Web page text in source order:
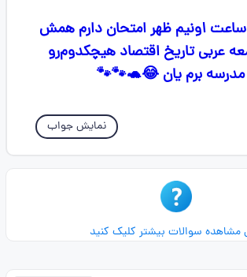
فردا هر ۴ زنگ‌تا ساعت ۱ونیم ظهر امتحان دارم همش
عربی تاریخ اقتصاد هیچکدوم‌رو
مدرسه برم یان 😂🐢🐾🐾
نمایش جواب
مشاهده سوالات بیشتر کلیک کنید